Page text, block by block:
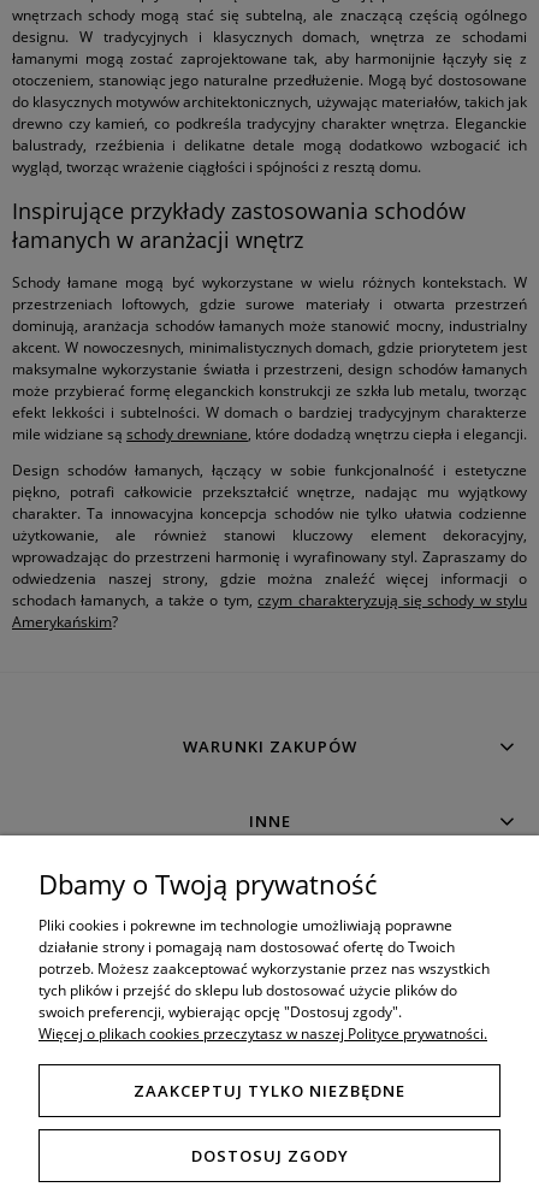
wnętrzach schody mogą stać się subtelną, ale znaczącą częścią ogólnego
designu. W tradycyjnych i klasycznych domach, wnętrza ze schodami
łamanymi mogą zostać zaprojektowane tak, aby harmonijnie łączyły się z
otoczeniem, stanowiąc jego naturalne przedłużenie. Mogą być dostosowane
do klasycznych motywów architektonicznych, używając materiałów, takich jak
drewno czy kamień, co podkreśla tradycyjny charakter wnętrza. Eleganckie
balustrady, rzeźbienia i delikatne detale mogą dodatkowo wzbogacić ich
wygląd, tworząc wrażenie ciągłości i spójności z resztą domu.
Inspirujące przykłady zastosowania schodów
łamanych w aranżacji wnętrz
Schody łamane mogą być wykorzystane w wielu różnych kontekstach. W
przestrzeniach loftowych, gdzie surowe materiały i otwarta przestrzeń
dominują, aranżacja schodów łamanych może stanowić mocny, industrialny
akcent. W nowoczesnych, minimalistycznych domach, gdzie priorytetem jest
maksymalne wykorzystanie światła i przestrzeni, design schodów łamanych
może przybierać formę eleganckich konstrukcji ze szkła lub metalu, tworząc
efekt lekkości i subtelności. W domach o bardziej tradycyjnym charakterze
mile widziane są schody drewniane, które dodadzą wnętrzu ciepła i elegancji.
Design schodów łamanych, łączący w sobie funkcjonalność i estetyczne
piękno, potrafi całkowicie przekształcić wnętrze, nadając mu wyjątkowy
charakter. Ta innowacyjna koncepcja schodów nie tylko ułatwia codzienne
użytkowanie, ale również stanowi kluczowy element dekoracyjny,
wprowadzając do przestrzeni harmonię i wyrafinowany styl. Zapraszamy do
odwiedzenia naszej strony, gdzie można znaleźć więcej informacji o
schodach łamanych, a także o tym,czym charakteryzują się schody w stylu
Amerykańskim?
WARUNKI ZAKUPÓW
INNE
MOJE KONTO
O SKLEPIE
Tel. mobil: 506 034 222,789 470 766
Dbamy o Twoją prywatność
Pliki cookies i pokrewne im technologie umożliwiają poprawne
działanie strony i pomagają nam dostosować ofertę do Twoich
potrzeb. Możesz zaakceptować wykorzystanie przez nas wszystkich
tych plików i przejść do sklepu lub dostosować użycie plików do
swoich preferencji, wybierając opcję "Dostosuj zgody".
Więcej o plikach cookies przeczytasz w naszej Polityce prywatności.
ZAAKCEPTUJ TYLKO NIEZBĘDNE
DOSTOSUJ ZGODY